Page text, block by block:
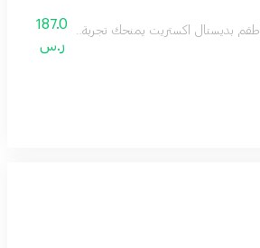
طقم بديستال اكستريت يمنحك تجربة عطرية متكاملة
187.0
ر.س